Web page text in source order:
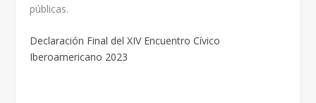
públicas.
Declaración Final del XIV Encuentro Cívico
Iberoamericano 2023